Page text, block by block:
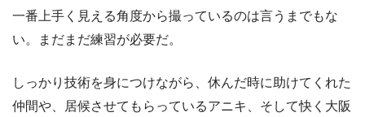
一番上手く見える角度から撮っているのは言うまでもな
い。まだまだ練習が必要だ。
しっかり技術を身につけながら、休んだ時に助けてくれた
仲間や、居候させてもらっているアニキ、そして快く大阪